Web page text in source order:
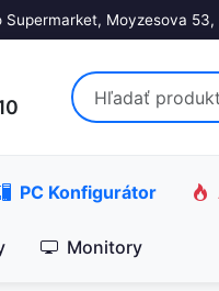
Supermarket, Moyzesova 53,
PC Konfigurátor
Monitory